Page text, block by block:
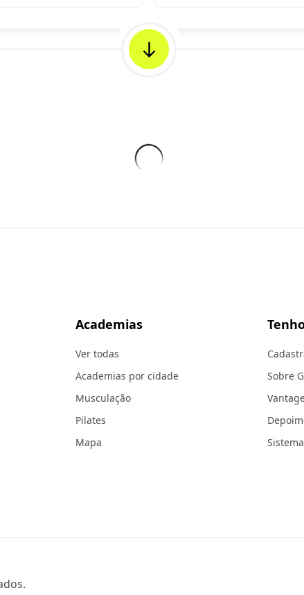
Academias
Ver todas
Academias por cidade
Musculação
Pilates
Mapa
Sobre